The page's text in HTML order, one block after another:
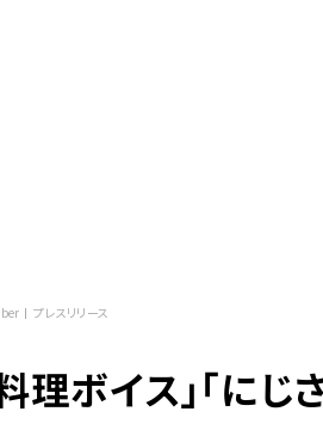
プレスリリース
理ボイス」「に